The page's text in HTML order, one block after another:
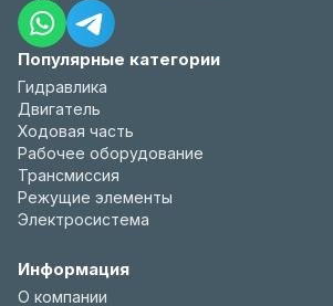
Популярные категории
Гидравлика
Двигатель
Ходовая часть
Рабочее оборудование
Трансмиссия
Режущие элементы
Электросистема
Информация
О компании